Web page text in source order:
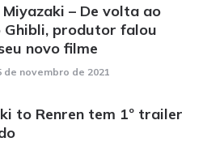
– De volta ao
Ghibli, produtor falou
novo filme
de novembro de 2021
to Renren tem 1º trailer